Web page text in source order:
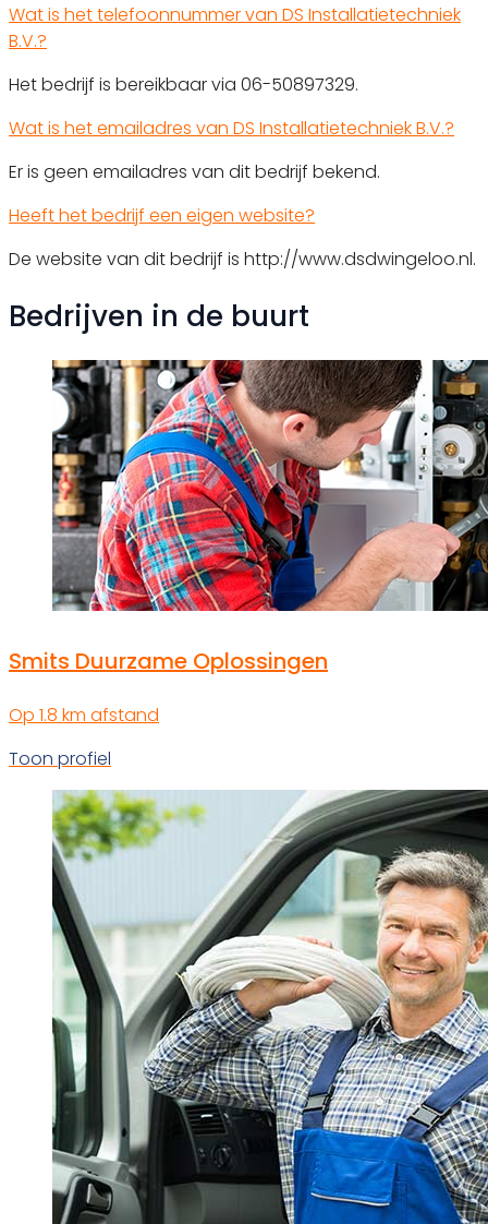
Wat is het telefoonnummer van DS Installatietechniek
B.V.?
Het bedrijf is bereikbaar via 06-50897329.
Wat is het emailadres van DS Installatietechniek B.V.?
Er is geen emailadres van dit bedrijf bekend.
Heeft het bedrijf een eigen website?
De website van dit bedrijf is http://www.dsdwingeloo.nl.
Bedrijven in de buurt
Smits Duurzame Oplossingen
Op 1.8 km afstand
Toon profiel